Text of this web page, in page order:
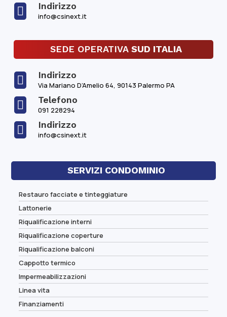
 Indirizzo
info@csinext.it
SEDE OPERATIVA SUD ITALIA
 Indirizzo
Via Mariano D’Amelio 64, 90143 Palermo PA
 Telefono
091 228294
 Indirizzo
info@csinext.it
SERVIZI CONDOMINIO
Restauro facciate e tinteggiature
Lattonerie
Riqualificazione interni
Riqualificazione coperture
Riqualificazione balconi
Cappotto termico
Impermeabilizzazioni
Linea vita
Finanziamenti